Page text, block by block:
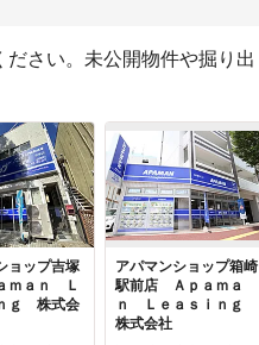
さい。未公開物件や掘り出
ョップ吉塚
ｍａｎ Ｌ
ｇ 株式会
アパマンショップ箱崎
駅前店 Ａｐａｍａ
ｎ Ｌｅａｓｉｎｇ
株式会社